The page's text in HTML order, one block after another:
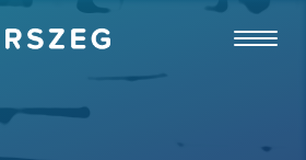
ugrás a fő tartalomhoz